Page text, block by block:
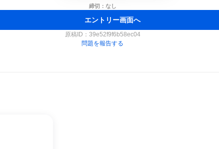
締切：なし
エントリー画面へ
原稿ID： 39e52f9f6b58ec04
問題を報告する